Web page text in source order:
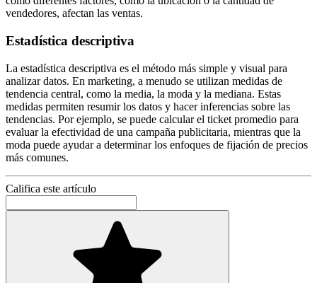
vendedores, afectan las ventas.
Estadística descriptiva
La estadística descriptiva es el método más simple y visual para
analizar datos. En marketing, a menudo se utilizan medidas de
tendencia central, como la media, la moda y la mediana. Estas
medidas permiten resumir los datos y hacer inferencias sobre las
tendencias. Por ejemplo, se puede calcular el ticket promedio para
evaluar la efectividad de una campaña publicitaria, mientras que la
moda puede ayudar a determinar los enfoques de fijación de precios
más comunes.
Califica este artículo